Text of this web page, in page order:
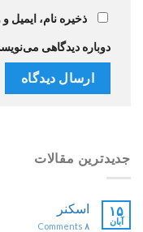
جدیدترین مقالات
۱۵
آبان
اسکنر
۸
ذخیره نام،
دوباره دیدگاهی